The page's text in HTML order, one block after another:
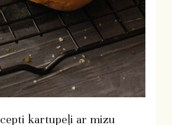
kartupeļi ar mizu